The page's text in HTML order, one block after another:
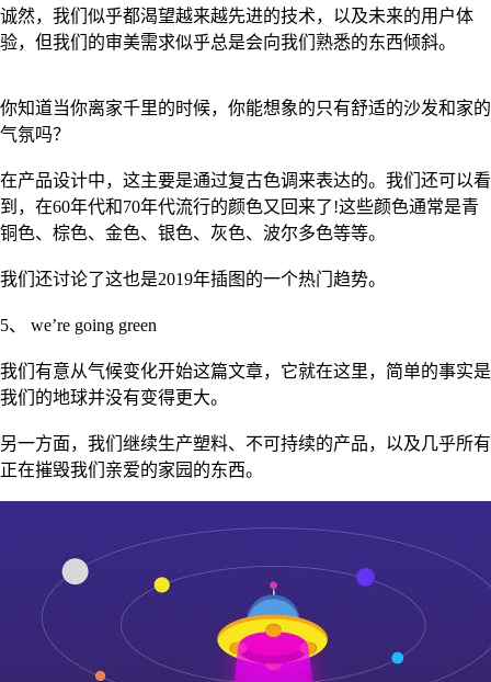
诚然，我们似乎都渴望越来越先进的技术，以及未来的用户体
验，但我们的审美需求似乎总是会向我们熟悉的东西倾斜。
你知道当你离家千里的时候，你能想象的只有舒适的沙发和家的
气氛吗？
在产品设计中，这主要是通过复古色调来表达的。我们还可以看
到，在60年代和70年代流行的颜色又回来了!这些颜色通常是青
铜色、棕色、金色、银色、灰色、波尔多色等等。
我们还讨论了这也是2019年插图的一个热门趋势。
5、 we’re going green
我们有意从气候变化开始这篇文章，它就在这里，简单的事实是
我们的地球并没有变得更大。
另一方面，我们继续生产塑料、不可持续的产品，以及几乎所有
正在摧毁我们亲爱的家园的东西。